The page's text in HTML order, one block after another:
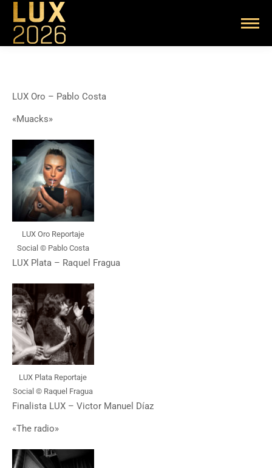
LUX Oro – Pablo Costa
«Muacks»
LUX Oro Reportaje
Social © Pablo Costa
LUX Plata – Raquel Fragua
LUX Plata Reportaje
Social © Raquel Fragua
Finalista LUX – Victor Manuel Díaz
«The radio»